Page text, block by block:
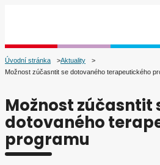
Úvodní stránka
Aktuality
Možnost zúčasntit se dotovaného terapeutického
Možnost zúčasntit
dotovaného
programu